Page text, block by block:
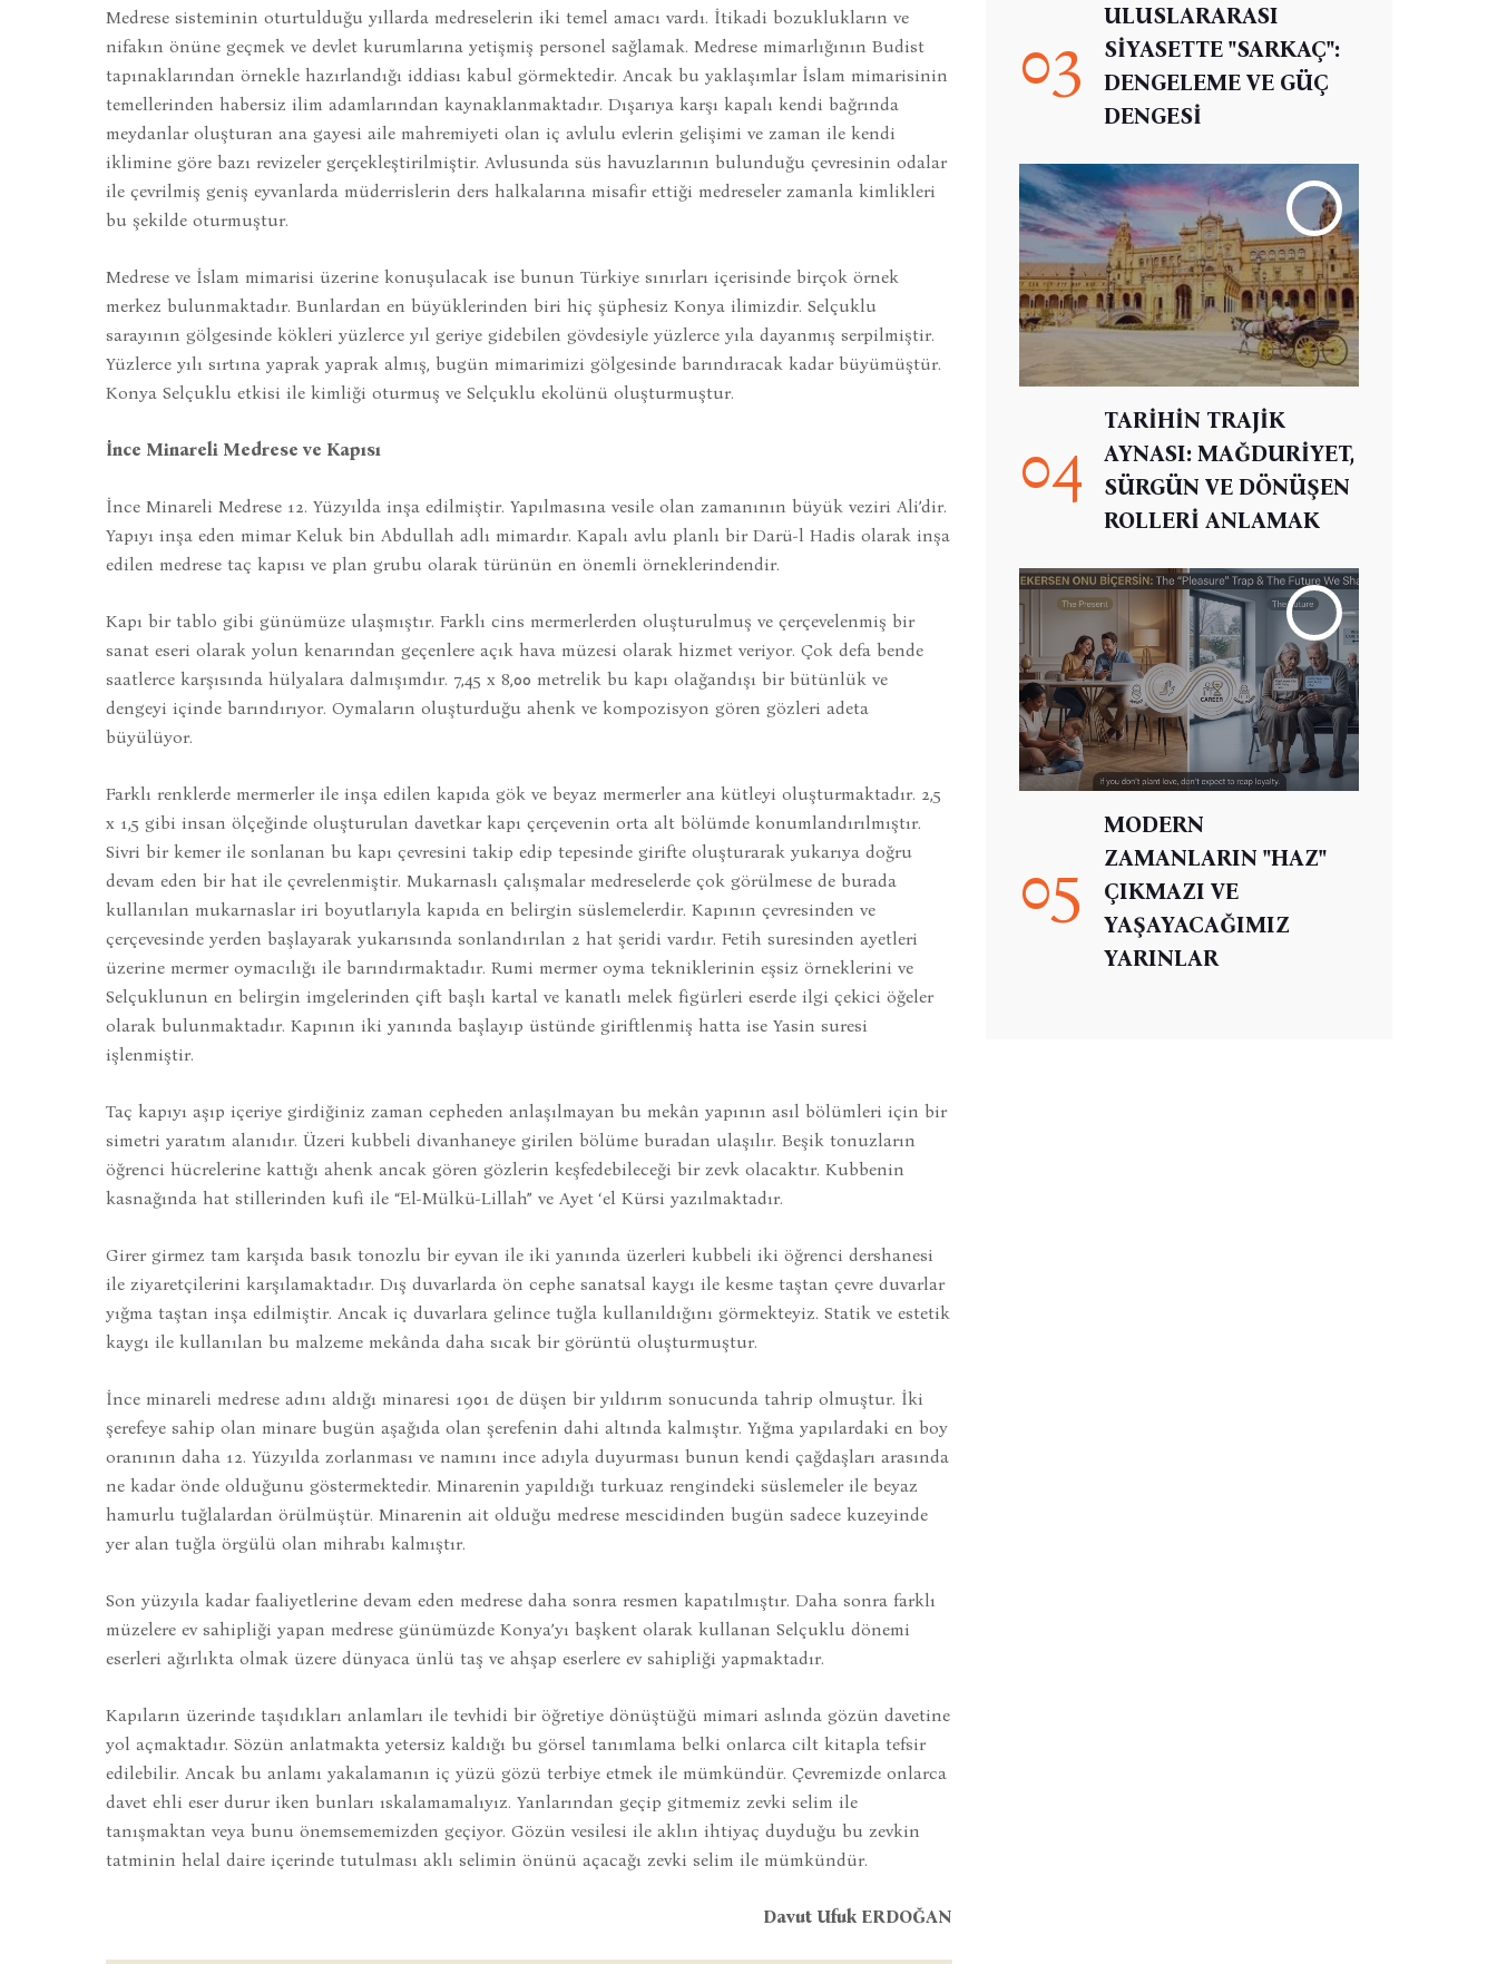
Medrese sisteminin oturtulduğu yıllarda medreselerin iki temel amacı vardı. İtikadi bozuklukların ve
nifakın önüne geçmek ve devlet kurumlarına yetişmiş personel sağlamak. Medrese mimarlığının Budist
tapınaklarından örnekle hazırlandığı iddiası kabul görmektedir. Ancak bu yaklaşımlar İslam mimarisinin
temellerinden habersiz ilim adamlarından kaynaklanmaktadır. Dışarıya karşı kapalı kendi bağrında
meydanlar oluşturan ana gayesi aile mahremiyeti olan iç avlulu evlerin gelişimi ve zaman ile kendi
iklimine göre bazı revizeler gerçekleştirilmiştir. Avlusunda süs havuzlarının bulunduğu çevresinin odalar
ile çevrilmiş geniş eyvanlarda müderrislerin ders halkalarına misafir ettiği medreseler zamanla kimlikleri
bu şekilde oturmuştur.
Medrese ve İslam mimarisi üzerine konuşulacak ise bunun Türkiye sınırları içerisinde birçok örnek
merkez bulunmaktadır. Bunlardan en büyüklerinden biri hiç şüphesiz Konya ilimizdir. Selçuklu
sarayının gölgesinde kökleri yüzlerce yıl geriye gidebilen gövdesiyle yüzlerce yıla dayanmış serpilmiştir.
Yüzlerce yılı sırtına yaprak yaprak almış, bugün mimarimizi gölgesinde barındıracak kadar büyümüştür.
Konya Selçuklu etkisi ile kimliği oturmuş ve Selçuklu ekolünü oluşturmuştur.
İnce Minareli Medrese ve Kapısı
İnce Minareli Medrese 12. Yüzyılda inşa edilmiştir. Yapılmasına vesile olan zamanının büyük veziri Ali’dir.
Yapıyı inşa eden mimar Keluk bin Abdullah adlı mimardır. Kapalı avlu planlı bir Darü-l Hadis olarak inşa
edilen medrese taç kapısı ve plan grubu olarak türünün en önemli örneklerindendir.
Kapı bir tablo gibi günümüze ulaşmıştır. Farklı cins mermerlerden oluşturulmuş ve çerçevelenmiş bir
sanat eseri olarak yolun kenarından geçenlere açık hava müzesi olarak hizmet veriyor. Çok defa bende
saatlerce karşısında hülyalara dalmışımdır. 7,45 x 8,00 metrelik bu kapı olağandışı bir bütünlük ve
dengeyi içinde barındırıyor. Oymaların oluşturduğu ahenk ve kompozisyon gören gözleri adeta
büyülüyor.
Farklı renklerde mermerler ile inşa edilen kapıda gök ve beyaz mermerler ana kütleyi oluşturmaktadır. 2,5
x 1,5 gibi insan ölçeğinde oluşturulan davetkar kapı çerçevenin orta alt bölümde konumlandırılmıştır.
Sivri bir kemer ile sonlanan bu kapı çevresini takip edip tepesinde girifte oluşturarak yukarıya doğru
devam eden bir hat ile çevrelenmiştir. Mukarnaslı çalışmalar medreselerde çok görülmese de burada
kullanılan mukarnaslar iri boyutlarıyla kapıda en belirgin süslemelerdir. Kapının çevresinden ve
çerçevesinde yerden başlayarak yukarısında sonlandırılan 2 hat şeridi vardır. Fetih suresinden ayetleri
üzerine mermer oymacılığı ile barındırmaktadır. Rumi mermer oyma tekniklerinin eşsiz örneklerini ve
Selçuklunun en belirgin imgelerinden çift başlı kartal ve kanatlı melek figürleri eserde ilgi çekici öğeler
olarak bulunmaktadır. Kapının iki yanında başlayıp üstünde giriftlenmiş hatta ise Yasin suresi
işlenmiştir.
Taç kapıyı aşıp içeriye girdiğiniz zaman cepheden anlaşılmayan bu mekân yapının asıl bölümleri için bir
simetri yaratım alanıdır. Üzeri kubbeli divanhaneye girilen bölüme buradan ulaşılır. Beşik tonuzların
öğrenci hücrelerine kattığı ahenk ancak gören gözlerin keşfedebileceği bir zevk olacaktır. Kubbenin
kasnağında hat stillerinden kufi ile “El-Mülkü-Lillah” ve Ayet ‘el Kürsi yazılmaktadır.
Girer girmez tam karşıda basık tonozlu bir eyvan ile iki yanında üzerleri kubbeli iki öğrenci dershanesi
ile ziyaretçilerini karşılamaktadır. Dış duvarlarda ön cephe sanatsal kaygı ile kesme taştan çevre duvarlar
yığma taştan inşa edilmiştir. Ancak iç duvarlara gelince tuğla kullanıldığını görmekteyiz. Statik ve estetik
kaygı ile kullanılan bu malzeme mekânda daha sıcak bir görüntü oluşturmuştur.
İnce minareli medrese adını aldığı minaresi 1901 de düşen bir yıldırım sonucunda tahrip olmuştur. İki
şerefeye sahip olan minare bugün aşağıda olan şerefenin dahi altında kalmıştır. Yığma yapılardaki en boy
oranının daha 12. Yüzyılda zorlanması ve namını ince adıyla duyurması bunun kendi çağdaşları arasında
ne kadar önde olduğunu göstermektedir. Minarenin yapıldığı turkuaz rengindeki süslemeler ile beyaz
hamurlu tuğlalardan örülmüştür. Minarenin ait olduğu medrese mescidinden bugün sadece kuzeyinde
yer alan tuğla örgülü olan mihrabı kalmıştır.
Son yüzyıla kadar faaliyetlerine devam eden medrese daha sonra resmen kapatılmıştır. Daha sonra farklı
müzelere ev sahipliği yapan medrese günümüzde Konya’yı başkent olarak kullanan Selçuklu dönemi
eserleri ağırlıkta olmak üzere dünyaca ünlü taş ve ahşap eserlere ev sahipliği yapmaktadır.
Kapıların üzerinde taşıdıkları anlamları ile tevhidi bir öğretiye dönüştüğü mimari aslında gözün davetine
yol açmaktadır. Sözün anlatmakta yetersiz kaldığı bu görsel tanımlama belki onlarca cilt kitapla tefsir
edilebilir. Ancak bu anlamı yakalamanın iç yüzü gözü terbiye etmek ile mümkündür. Çevremizde onlarca
davet ehli eser durur iken bunları ıskalamamalıyız. Yanlarından geçip gitmemiz zevki selim ile
tanışmaktan veya bunu önemsememizden geçiyor. Gözün vesilesi ile aklın ihtiyaç duyduğu bu zevkin
tatminin helal daire içerinde tutulması aklı selimin önünü açacağı zevki selim ile mümkündür.
Davut Ufuk ERDOĞAN
03
ULUSLARARASI
SİYASETTE "SARKAÇ":
DENGELEME VE GÜÇ
DENGESİ
04
TARİHİN TRAJİK
AYNASI: MAĞDURİYET,
SÜRGÜN VE DÖNÜŞEN
ROLLERİ ANLAMAK
05
MODERN
ZAMANLARIN "HAZ"
ÇIKMAZI VE
YAŞAYACAĞIMIZ
YARINLAR